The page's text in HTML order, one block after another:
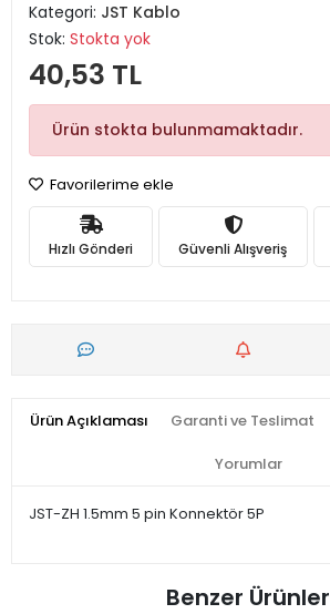
Kategori: JST Kablo
Stok: Stokta yok
40,53 TL
Ürün stokta bulunmamaktadır.
Favorilerime ekle
Hızlı Gönderi Güvenli Alışveriş
Ürün Açıklaması Garanti ve Teslimat
Yorumlar
JST-ZH 1.5mm 5 pin Konnektör 5P
Benzer Ürünler